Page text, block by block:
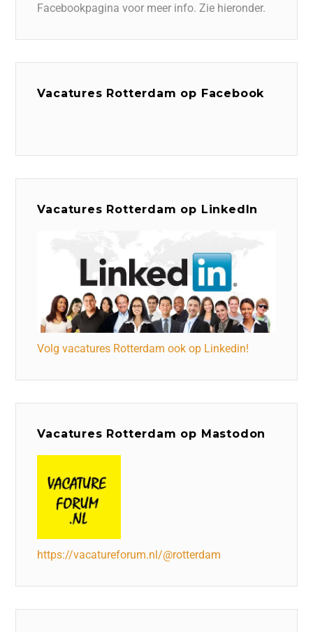
Facebookpagina voor meer info. Zie hieronder.
Vacatures Rotterdam op Facebook
Vacatures Rotterdam op LinkedIn
Volg vacatures Rotterdam ook op Linkedin!
Vacatures Rotterdam op Mastodon
https://vacatureforum.nl/@rotterdam